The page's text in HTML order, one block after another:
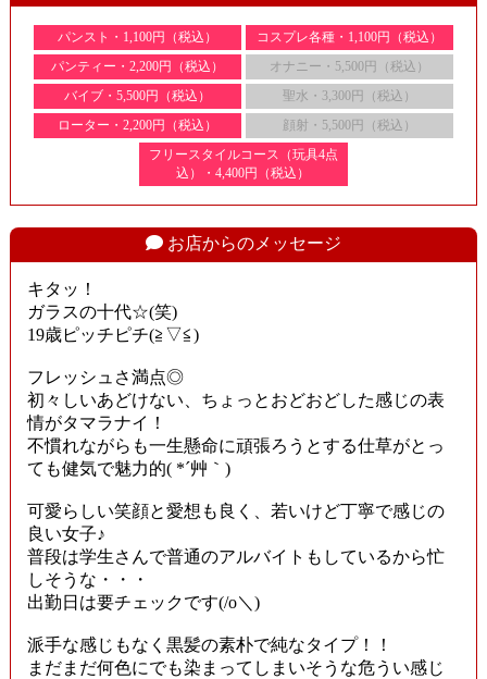
パンスト・1,100円（税込）
コスプレ各種・1,100円（税込）
パンティー・2,200円（税込）
オナニー・5,500円（税込）
バイブ・5,500円（税込）
聖水・3,300円（税込）
ローター・2,200円（税込）
顔射・5,500円（税込）
フリースタイルコース（玩具4点
込）・4,400円（税込）
お店からのメッセージ
キタッ！
ガラスの十代☆(笑)
19歳ピッチピチ(≧▽≦)
フレッシュさ満点◎
初々しいあどけない、ちょっとおどおどした感じの表
情がタマラナイ！
不慣れながらも一生懸命に頑張ろうとする仕草がとっ
ても健気で魅力的( *´艸｀)
可愛らしい笑顔と愛想も良く、若いけど丁寧で感じの
良い女子♪
普段は学生さんで普通のアルバイトもしているから忙
しそうな・・・
出勤日は要チェックです(/o＼)
派手な感じもなく黒髪の素朴で純なタイプ！！
まだまだ何色にでも染まってしまいそうな危うい感じ